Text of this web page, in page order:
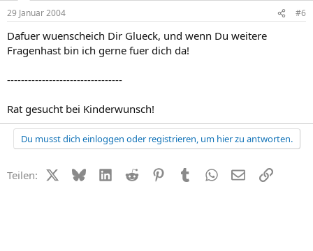
29 Januar 2004 #6
Dafuer wuenscheich Dir Glueck, und wenn Du weitere
Fragenhast bin ich gerne fuer dich da!
---------------------------------
Rat gesucht bei Kinderwunsch!
Du musst dich einloggen oder registrieren, um hier zu antworten.
Teilen: X (Twitter)
BlueskyLinkedIn
Reddit PinterestTumblr WhatsApp
E-MailLink